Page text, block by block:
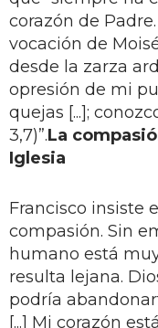
corazón de
vocación de
desde la zarza
opresión de mi
quejas [...];
3,7)”.La
Iglesia
Francisco insiste
compasión. Sin
humano está
resulta lejana.
podría
[...] Mi corazón